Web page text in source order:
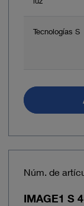
Tecnologías S
Núm. de
IMAGE1 S